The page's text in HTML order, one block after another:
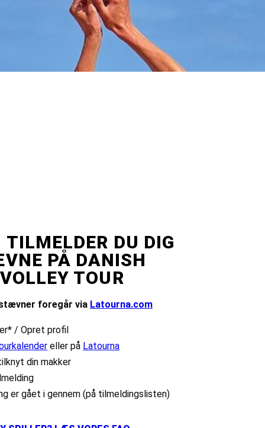
TILMELDER DU DIG
PÅ DANISH
TOUR
foregår via Latourna.com
/ Opret profil
eller på Latourna
din makker
er gået i gennem (på tilmeldingslisten)